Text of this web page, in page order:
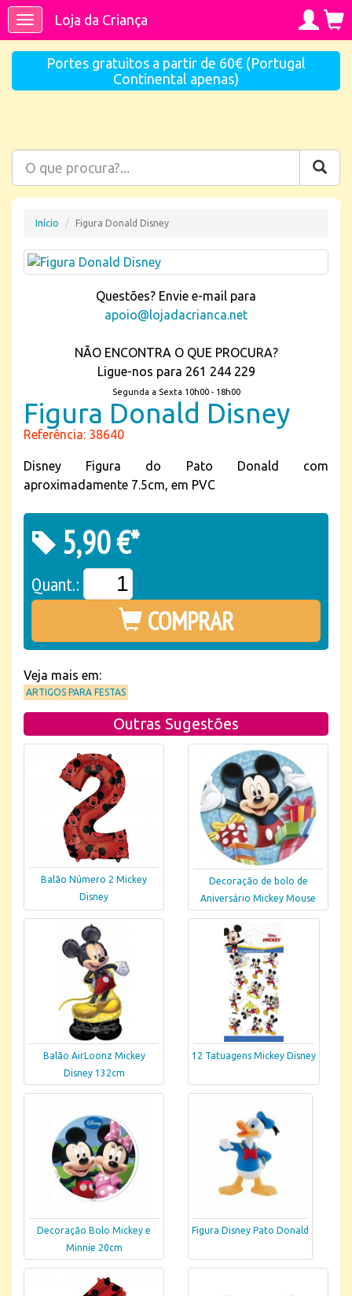
ToggleLoja da Criança
Portes gratuitos a partir de 60€ (Portugal
Continental apenas)
Início Figura Donald Disney
Questões? Envie e-mail para
apoio@lojadacrianca.net
NÃO ENCONTRA O QUE PROCURA?
Ligue-nos para 261 244 229
Segunda a Sexta 10h00 - 18h00
Figura Donald Disney
Referência: 38640
Disney Figura do Pato Donald com
aproximadamente 7.5cm, em PVC
5,90 €*
Quant.:
COMPRAR
Veja mais em:
ARTIGOS PARA FESTAS
Outras Sugestões
Balão Número 2 Mickey
Disney
Decoração de bolo de
Aniversário Mickey Mouse
Balão AirLoonz Mickey
Disney 132cm
12 Tatuagens Mickey Disney
Decoração Bolo Mickey e
Minnie 20cm
Figura Disney Pato Donald